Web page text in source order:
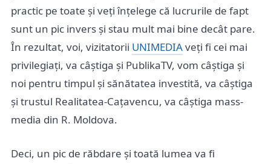
practic pe toate și veți înțelege că lucrurile de fapt
sunt un pic invers și stau mult mai bine decât pare.
În rezultat, voi, vizitatorii UNIMEDIAveți fi cei mai
privilegiați, va câștiga și PublikaTV, vom câștiga și
noi pentru timpul și sănătatea investită, va câștiga
și trustul Realitatea-Cațavencu, va câștiga mass-
media din R. Moldova.
Deci, un pic de răbdare și toată lumea va fi